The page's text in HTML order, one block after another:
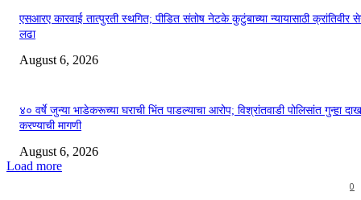
एसआरए कारवाई तात्पुरती स्थगित; पीडित संतोष नेटके कुटुंबाच्या न्यायासाठी क्रांतिवीर
लढा
August 6, 2026
४० वर्षे जुन्या भाडेकरूच्या घराची भिंत पाडल्याचा आरोप; विश्रांतवाडी पोलिसांत गुन्हा
करण्याची मागणी
August 6, 2026
Load more
0